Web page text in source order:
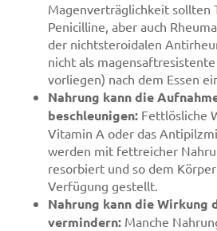
Magenverträglichkeit sollten
Penicilline, aber auch
der nichtsteroidalen
nicht als
vorliegen) nach dem Essen
Nahrung kann die
beschleunigen: Fettlösliche
Vitamin A oder das
werden mit fettreicher
resorbiert und so dem
Verfügung gestellt.
Nahrung kann die Wirkung
vermindern: Manche